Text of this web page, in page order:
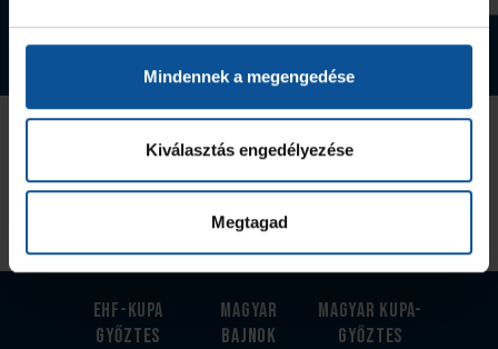
Mindennek a megengedése
Kiválasztás engedélyezése
Megtagad
EHF-Kupa
győztes
Magyar
bajnok
Magyar kupa-
győztes